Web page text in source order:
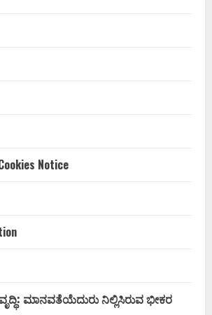
Notice
ಮಾನವತೆಯೆದುರು ನಿಲ್ಲಿಸಿರುವ ಭೀಕರ